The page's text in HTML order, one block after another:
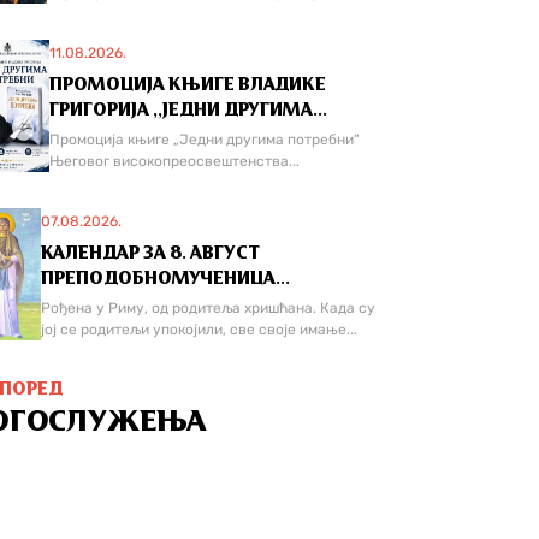
11.08.2026.
ПРОМОЦИЈА КЊИГЕ ВЛАДИКЕ
ГРИГОРИЈА ,,ЈЕДНИ ДРУГИМА...
Промоција књиге „Једни другима потребни“
Његовог високопреосвештенства...
07.08.2026.
КАЛЕНДАР ЗА 8. АВГУСТ
ПРЕПОДОБНОМУЧЕНИЦА...
Рођена у Риму, од родитеља хришћана. Када су
јој се родитељи упокојили, све своје имање...